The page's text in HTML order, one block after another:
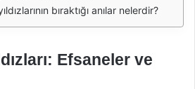
bıraktığı anılar nelerdir?
Efsaneler ve